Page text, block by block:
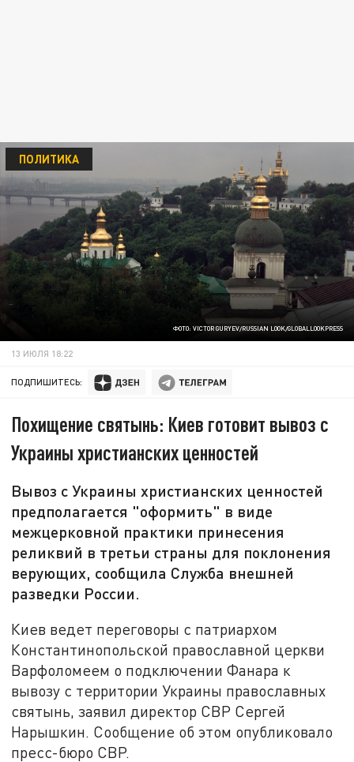
ФОТО: VICTOR GURYEV/RUSSIAN LOOK/GLOBALLOOKPRESS
ПОЛИТИКА
13 ИЮЛЯ 18:22
ПОДПИШИТЕСЬ:
Похищение святынь: Киев готовит вывоз с
Украины христианских ценностей
Вывоз с Украины христианских ценностей
предполагается "оформить" в виде
межцерковной практики принесения
реликвий в третьи страны для поклонения
верующих, сообщила Служба внешней
разведки России.
Киев ведет переговоры с патриархом
Константинопольской православной церкви
Варфоломеем о подключении Фанара к
вывозу с территории Украины православных
святынь, заявил директор СВР Сергей
Нарышкин. Сообщение об этом опубликовало
пресс-бюро СВР.